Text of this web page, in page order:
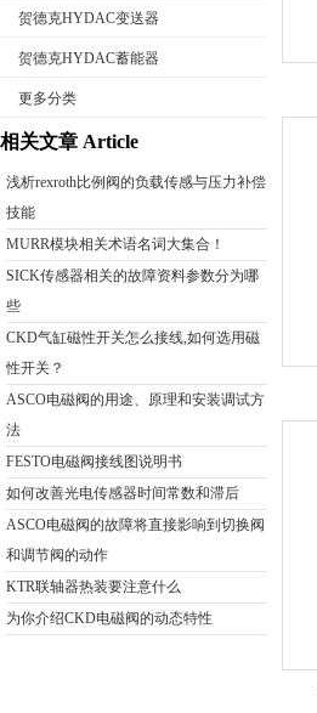
贺德克HYDAC变送器
贺德克HYDAC蓄能器
更多分类
相关文章 Article
浅析rexroth比例阀的负载传感与压力补偿
技能
MURR模块相关术语名词大集合！
SICK传感器相关的故障资料参数分为哪
些
CKD气缸磁性开关怎么接线,如何选用磁
性开关？
ASCO电磁阀的用途、原理和安装调试方
法
FESTO电磁阀接线图说明书
如何改善光电传感器时间常数和滞后
ASCO电磁阀的故障将直接影响到切换阀
和调节阀的动作
KTR联轴器热装要注意什么
为你介绍CKD电磁阀的动态特性